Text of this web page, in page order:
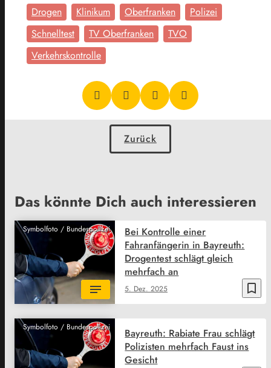
Drogen
Klinikum Oberfranken
Polizei
Schnelltest
TV Oberfranken
TVO
Verkehrskontrolle
Zurück
Das könnte Dich auch interessieren
Symbolfoto / Bundespolizei
bookmark_border
5. Dez. 2025
Bei Kontrolle einer
Fahranfängerin in Bayreuth:
Drogentest schlägt gleich
mehrfach an
Symbolfoto / Bundespolizei
Bayreuth: Rabiate Frau schlägt
Polizisten mehrfach Faust ins
Gesicht